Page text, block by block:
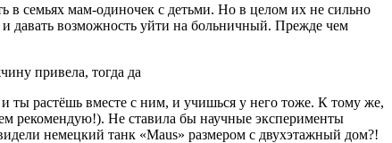
в семьях мам-одиночек с детьми. Но в целом их не сильно
давать возможность уйти на больничный. Прежде чем
привела, тогда да
ты растёшь вместе с ним, и учишься у него тоже. К тому же,
рекомендую!). Не ставила бы научные эксперименты
немецкий танк «Maus» размером с двухэтажный дом?!